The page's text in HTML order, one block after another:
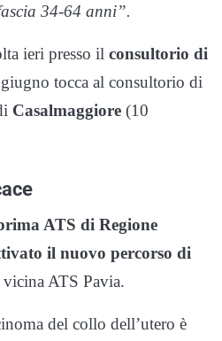
34-64 anni”.
ieri presso il consultorio di
tocca al consultorio di
Casalmaggiore (10
ATS di Regione
il nuovo percorso di
vicina ATS Pavia.
del collo dell’utero è